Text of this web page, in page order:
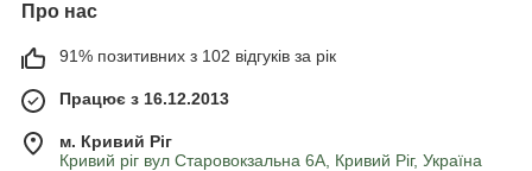
Про нас
91% позитивних з 102 відгуків за рік
Працює з 16.12.2013
м. Кривий Ріг
Кривий ріг вул Старовокзальна 6А, Кривий Ріг, Україна